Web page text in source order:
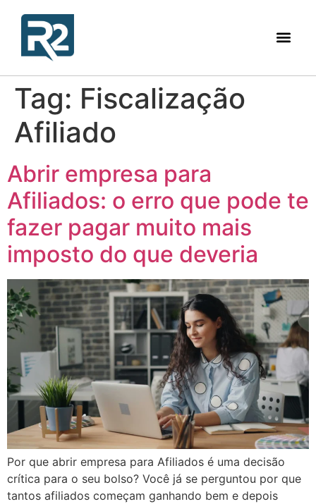
Tag: Fiscalização
Afiliado
Abrir empresa para
Afiliados: o erro que pode te
fazer pagar muito mais
imposto do que deveria
Por que abrir empresa para Afiliados é uma decisão
crítica para o seu bolso? Você já se perguntou por que
tantos afiliados começam ganhando bem e depois